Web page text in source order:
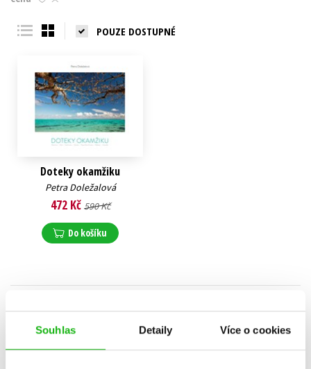
Souhlas Detaily Více o cookies
Young adult (SK)
POUZE DOSTUPNÉ
Doteky okamžiku
Petra Doležalová
472 Kč 590 Kč
Do košíku
Zobraz záznamů
Předchozí 1